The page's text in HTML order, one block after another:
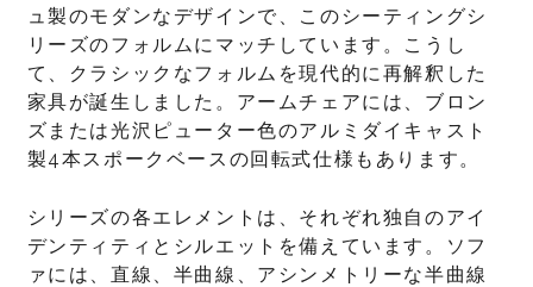
ュ製のモダンなデザインで、このシーティングシ
リーズのフォルムにマッチしています。こうし
て、クラシックなフォルムを現代的に再解釈した
家具が誕生しました。アームチェアには、ブロン
ズまたは光沢ピューター色のアルミダイキャスト
製4本スポークベースの回転式仕様もあります。
シリーズの各エレメントは、それぞれ独自のアイ
デンティティとシルエットを備えています。ソフ
ァには、直線、半曲線、アシンメトリーな半曲線